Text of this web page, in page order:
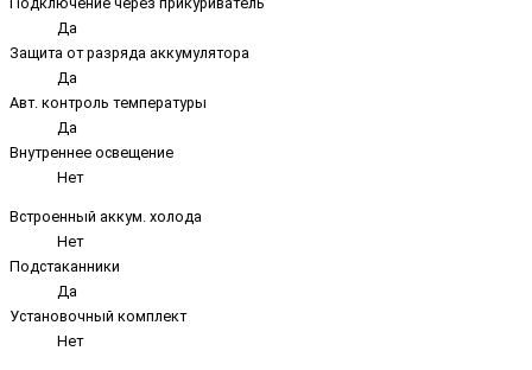
Да
Защита от разряда аккумулятора
Да
Авт. контроль температуры
Да
Внутреннее освещение
Нет
Встроенный аккум. холода
Нет
Подстаканники
Да
Установочный комплект
Нет